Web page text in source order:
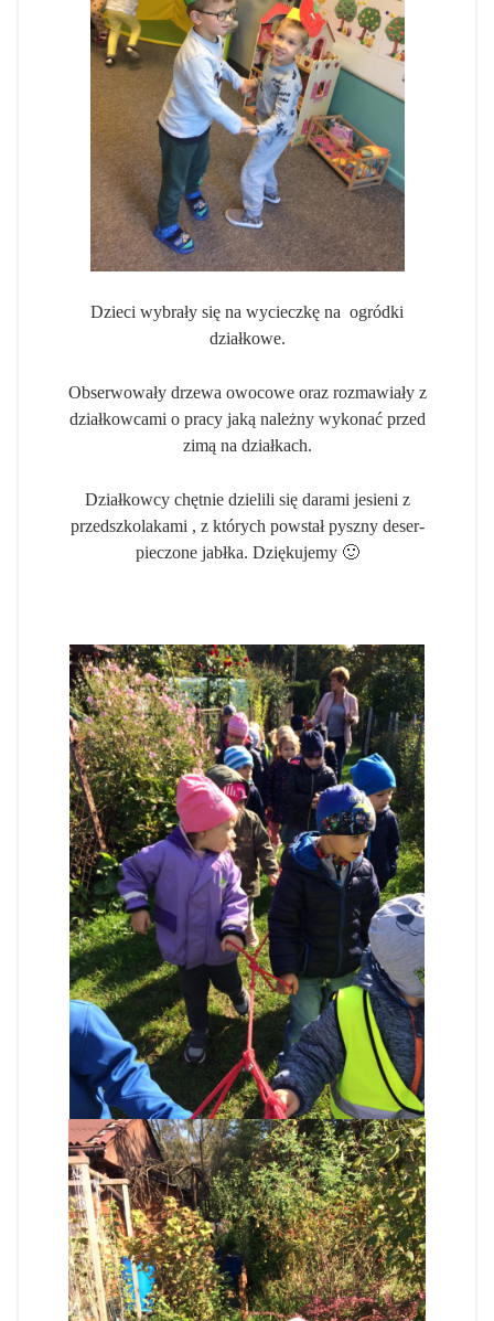
Dzieci wybrały się na wycieczkę na ogródki
działkowe.
Obserwowały drzewa owocowe oraz rozmawiały z
działkowcami o pracy jaką należny wykonać przed
zimą na działkach.
Działkowcy chętnie dzielili się darami jesieni z
przedszkolakami , z których powstał pyszny deser-
pieczone jabłka. Dziękujemy 🙂